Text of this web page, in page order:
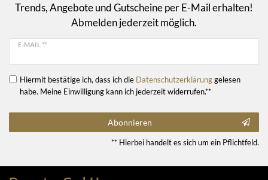
Trends, Angebote und Gutscheine per E-Mail erhalten!
Abmelden jederzeit möglich.
E-MAIL **
Hiermit bestätige ich, dass ich die Daten­schutz­erklärunggelesen
habe. Meine Einwilligung kann ich jederzeit widerrufen.**
Abonnieren
** Hierbei handelt es sich um ein Pflichtfeld.